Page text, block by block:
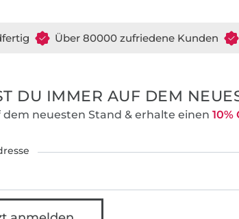
Über 80000 zufriedene Kunden
DU IMMER AUF DEM
dem neuesten Stand & erhalte einen 10%